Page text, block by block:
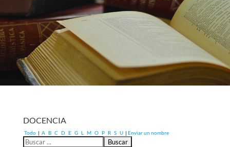
DOCENCIA
Todo | A B C D E G L M O P R S U | Enviar un nombre